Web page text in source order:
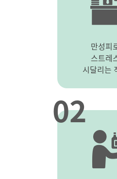
만성피
스트레
시달리는
02